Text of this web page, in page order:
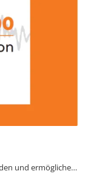
und ermögliche…